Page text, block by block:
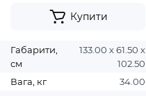
Купити
Габарити,
см
133.00 х 61.50 х
102.50
Вага, кг
34.00